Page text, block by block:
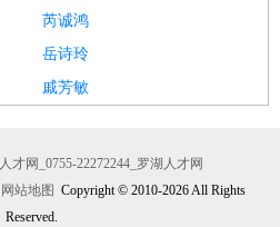
芮诚鸿
岳诗玲
戚芳敏
才网_0755-22272244_罗湖人才网
网站地图 Copyright © 2010-2026 All Rights
Reserved.